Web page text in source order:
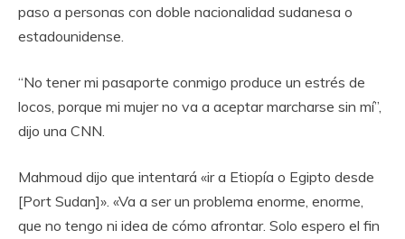
paso a personas con doble nacionalidad sudanesa o
estadounidense.
“No tener mi pasaporte conmigo produce un estrés de
locos, porque mi mujer no va a aceptar marcharse sin mí”,
dijo una CNN.
Mahmoud dijo que intentará «ir a Etiopía o Egipto desde
[Port Sudan]». «Va a ser un problema enorme, enorme,
que no tengo ni idea de cómo afrontar. Solo espero el fin